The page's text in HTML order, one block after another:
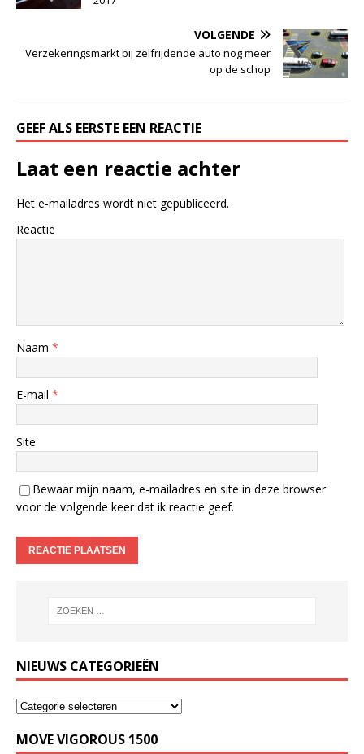
VOLGENDE
Verzekeringsmarkt bij zelfrijdende auto nog meer
op de schop
GEEF ALS EERSTE EEN REACTIE
Laat een reactie achter
Het e-mailadres wordt niet gepubliceerd.
Reactie
Naam *
E-mail *
Site
Bewaar mijn naam, e-mailadres en site in deze browser
voor de volgende keer dat ik reactie geef.
NIEUWS CATEGORIEËN
MOVE VIGOROUS 1500